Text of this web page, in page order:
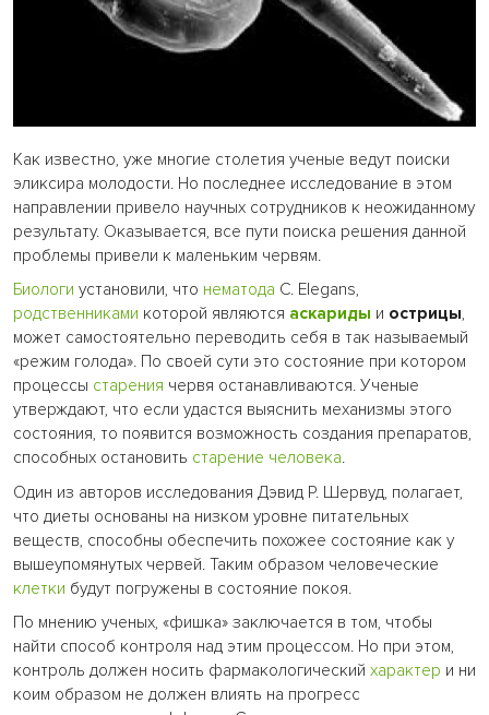
Как известно, уже многие столетия ученые ведут поиски
эликсира молодости. Но последнее исследование в этом
направлении привело научных сотрудников к неожиданному
результату. Оказывается, все пути поиска решения данной
проблемы привели к маленьким червям.
Биологи установили, что нематода C. Elegans,
родственниками которой являются аскариды и острицы,
может самостоятельно переводить себя в так называемый
«режим голода». По своей сути это состояние при котором
процессы старения червя останавливаются. Ученые
утверждают, что если удастся выяснить механизмы этого
состояния, то появится возможность создания препаратов,
способных остановить старение человека.
Один из авторов исследования Дэвид Р. Шервуд, полагает,
что диеты основаны на низком уровне питательных
веществ, способны обеспечить похожее состояние как у
вышеупомянутых червей. Таким образом человеческие
клетки будут погружены в состояние покоя.
По мнению ученых, «фишка» заключается в том, чтобы
найти способ контроля над этим процессом. Но при этом,
контроль должен носить фармакологический характер и ни
коим образом не должен влиять на прогресс